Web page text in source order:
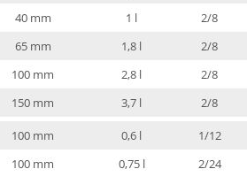
40 mm 1 l
2/8
65 mm 1,8 l
2/8
100 mm 2,8 l
2/8
150 mm 3,7 l 2/8
100 mm 0,6 l
1/12
100 mm 0,75 l 2/24